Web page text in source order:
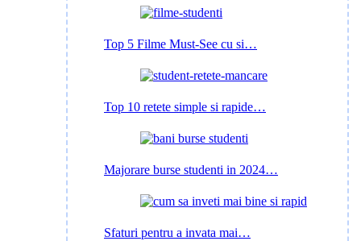
Top 5 Filme Must-See cu si…
Top 10 retete simple si rapide…
Majorare burse studenti in 2024…
Sfaturi pentru a invata mai…